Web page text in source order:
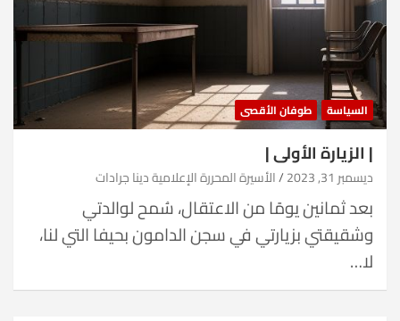
السياسة طوفان الأقصى
| الزيارة الأولى |
ديسمبر 31, 2023 الأسيرة المحررة الإعلامية دينا جرادات
بعد ثمانين يومًا من الاعتقال، سُمح لوالدتي
وشقيقتي بزيارتي في سجن الدامون بحيفا التي لنا،
لا…